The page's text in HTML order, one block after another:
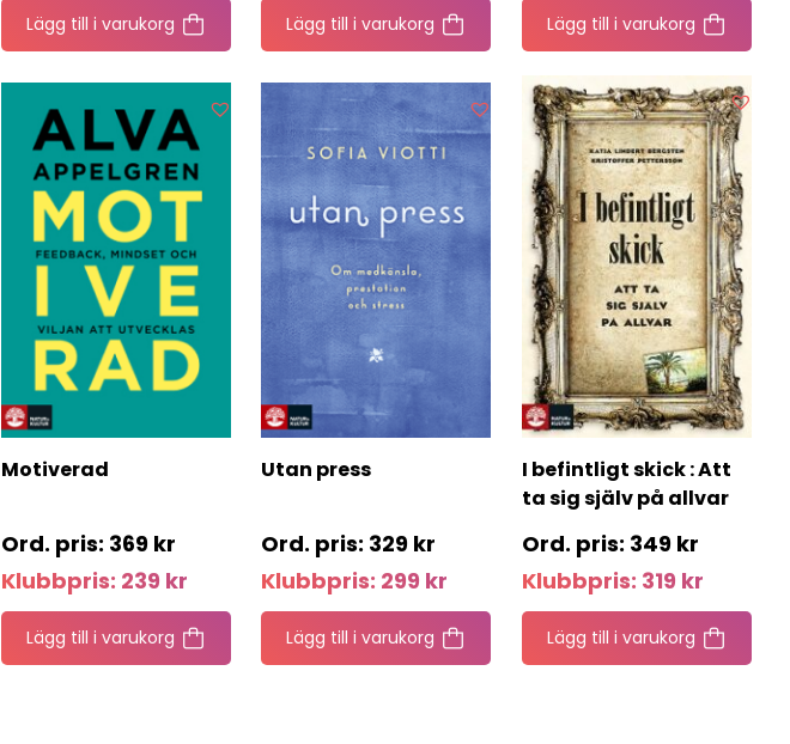
Lägg till i varukorg Lägg till i varukorg Lägg till i varukorg
Motiverad
369 kr
Klubbpris: 239 kr
Lägg till i varukorg
Utan press
329 kr
Klubbpris: 299 kr
Lägg till i varukorg
I befintligt skick : Att
ta sig själv på allvar
349 kr
Klubbpris: 319 kr
Lägg till i varukorg